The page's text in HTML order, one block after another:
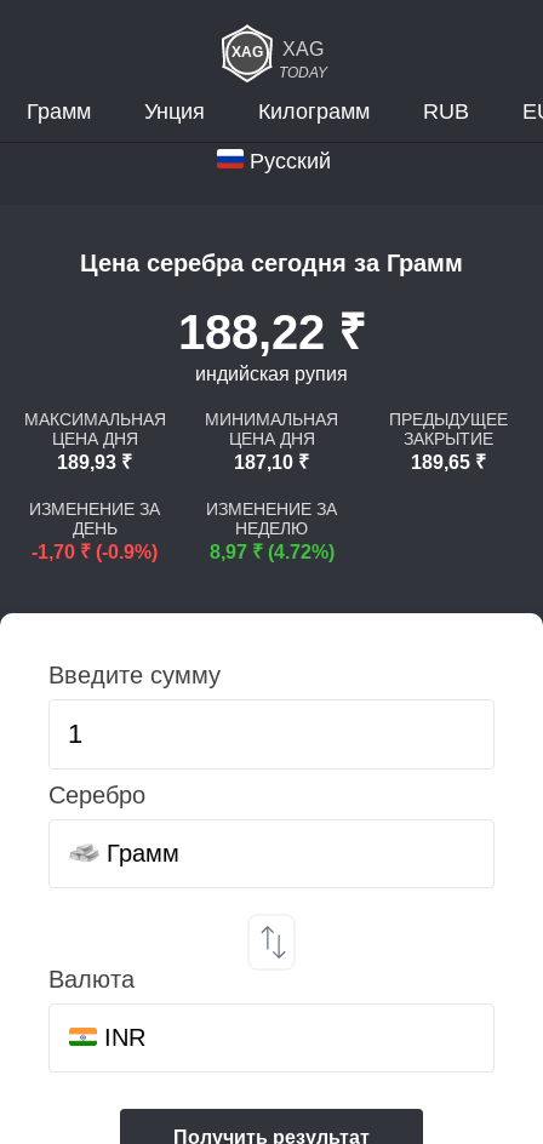
XAG
TODAY
Грамм Унция Килограмм RUB
Русский
Цена серебра сегодня за Грамм
188,22 ₹
индийская рупия
МАКСИМАЛЬНАЯ
ЦЕНА ДНЯ
189,93 ₹
МИНИМАЛЬНАЯ
ЦЕНА ДНЯ
187,10 ₹
ПРЕДЫДУЩЕЕ
ЗАКРЫТИЕ
189,65 ₹
ИЗМЕНЕНИЕ ЗА
ДЕНЬ
-1,70 ₹ (-0.9%)
ИЗМЕНЕНИЕ ЗА
НЕДЕЛЮ
8,97 ₹ (4.72%)
Введите сумму
Серебро
Грамм
Валюта
INR
Получить результат